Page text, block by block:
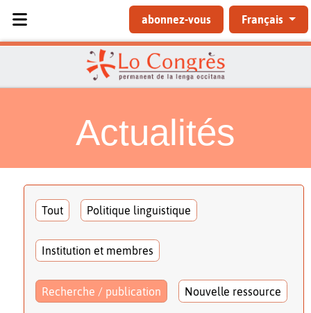
abonnez-vous Français
Actualités
Tout Politique linguistique
Institution et membres
Recherche / publication Nouvelle ressource